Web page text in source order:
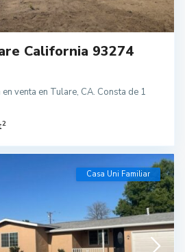
California 93274
venta en Tulare, CA. Consta de 1
2
Casa Uni Familiar